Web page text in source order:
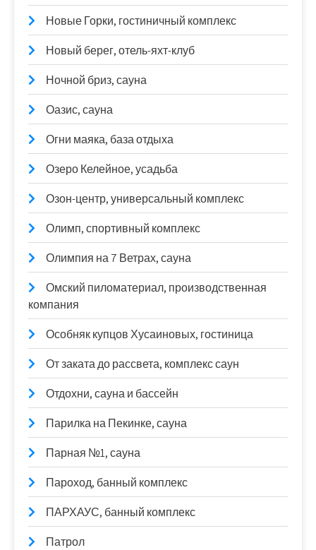
Новые Горки, гостиничный комплекс
Новый берег, отель-яхт-клуб
Ночной бриз, сауна
Оазис, сауна
Огни маяка, база отдыха
Озеро Келейное, усадьба
Озон-центр, универсальный комплекс
Олимп, спортивный комплекс
Олимпия на 7 Ветрах, сауна
Омский пиломатериал, производственная
компания
Особняк купцов Хусаиновых, гостиница
От заката до рассвета, комплекс саун
Отдохни, сауна и бассейн
Парилка на Пекинке, сауна
Парная №1, сауна
Пароход, банный комплекс
ПАРХАУС, банный комплекс
Патрол